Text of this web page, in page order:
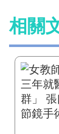
相關